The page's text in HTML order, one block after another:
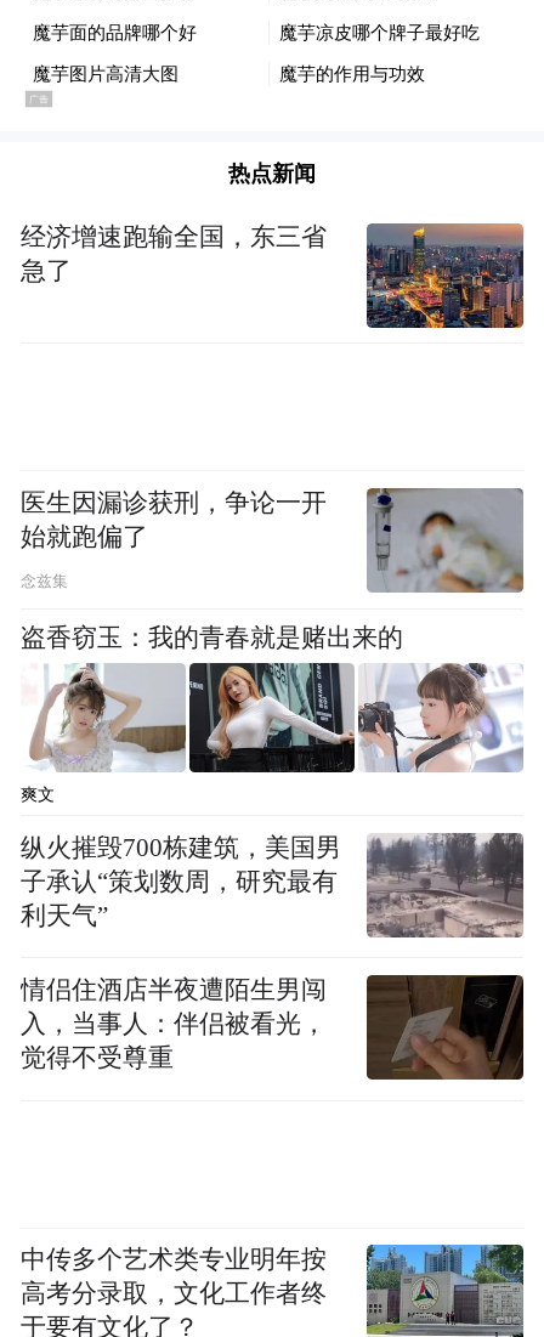
《国会山报》说，特朗普签署的行政命令事
实上就是认定某外国科技企业对美国安全构
成威胁的情况下对其进行封杀，命令本身没
经开启了一场全球运动，试图阻止华为为美
国盟友建设下一代无线网络基础设施。
15日，中国外交部发言人耿爽已就特朗普即
将签署这一行政命令做出回应。他表示，一
蓄意抹黑和打压特定中国企业，既不光彩也
不公正。
“我们敦促美方停止借口安全问题对中国企业
进行打压，为中国企业在美正常投资运营提
供一个公平公正非歧视的环境，”耿爽说。
热点新闻
经济增速跑输全国，东三省
急了
医生因漏诊获刑，争论一开
始就跑偏了
念兹集
盗香窃玉：我的青春就是赌出来的
爽文
纵火摧毁700栋建筑，美国男
子承认“策划数周，研究最有
利天气”
情侣住酒店半夜遭陌生男闯
入，当事人：伴侣被看光，
觉得不受尊重
中传多个艺术类专业明年按
高考分录取，文化工作者终
于要有文化了？